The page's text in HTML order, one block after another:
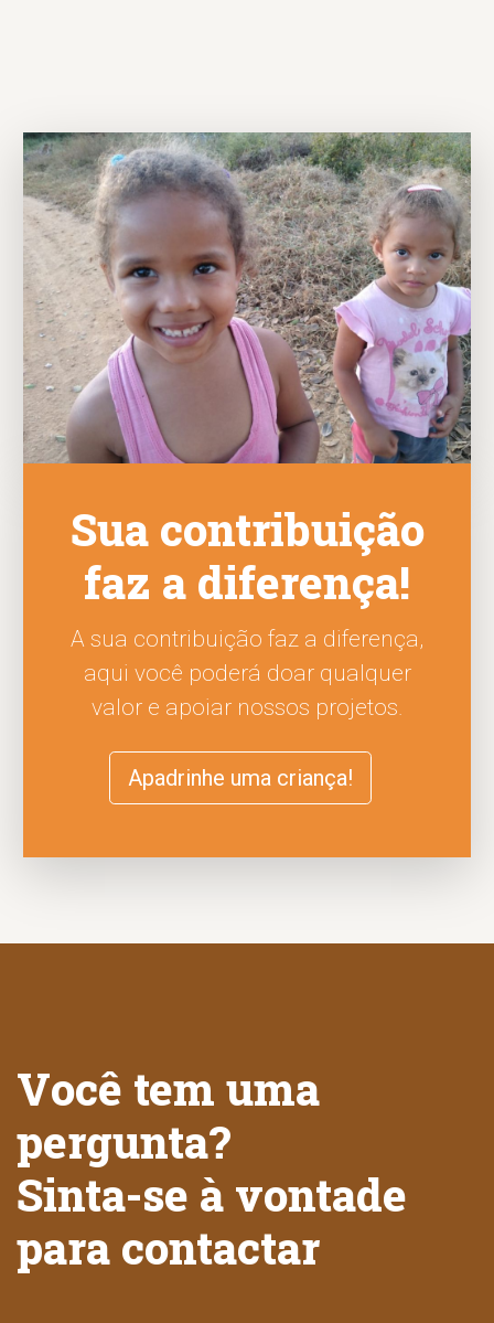
Sua contribuição
faz a diferença!
A sua contribuição faz a diferença,
aqui você poderá doar qualquer
valor e apoiar nossos projetos.
Apadrinhe uma criança!
Você tem uma
pergunta?
Sinta-se à vontade
para contactar